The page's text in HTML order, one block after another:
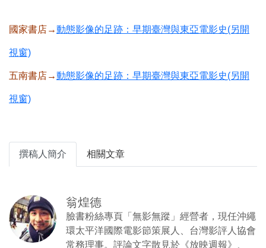
國家書店→動態影像的足跡：早期臺灣與東亞電影史(另開
視窗)
五南書店→動態影像的足跡：早期臺灣與東亞電影史(另開
視窗)
撰稿人簡介 相關文章
翁煌德
臉書粉絲專頁「無影無蹤」經營者，現任沖繩
環太平洋國際電影節策展人、台灣影評人協會
常務理事。評論文字散見於《放映週報》、